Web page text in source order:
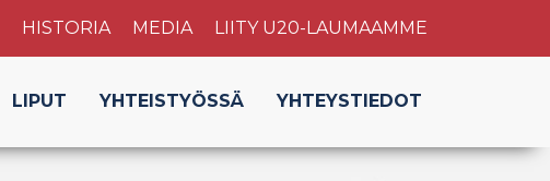
HISTORIA MEDIA LIITY U20-LAUMAAMME
LIPUT YHTEISTYÖSSÄ YHTEYSTIEDOT